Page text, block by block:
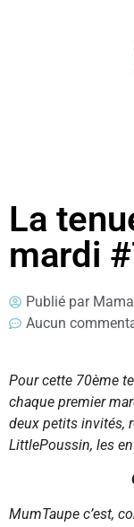
La
mardi
Publié par
Aucun
Pour cette 70ème
chaque premier
deux petits invités,
LittlePoussin, les
MumTaupe c’est,